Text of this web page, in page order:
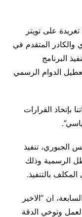
على تويتر
والكادر المتقدم في
البرنامج
الدوام الرسمي
القرارات
الجبوري، تنفيذ
الرسمية وذلك
بالتنفيذ.
ان “الاخير
وتوخي الدقة